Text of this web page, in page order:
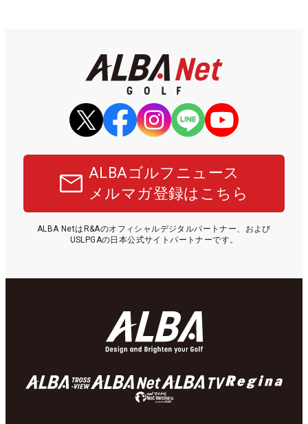
ALBAゴルフニュース
メルマガ登録はこちら
ALBA NetはR&Aのオフィシャルデジタルパートナー、および
USLPGAの日本公式サイトパートナーです。